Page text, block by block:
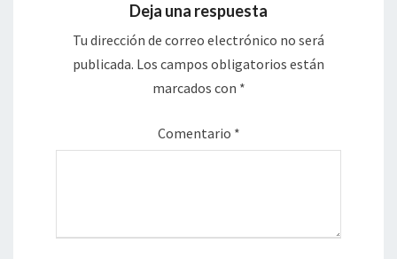
Deja una respuesta
Tu dirección de correo electrónico no será
publicada. Los campos obligatorios están
marcados con *
Comentario *